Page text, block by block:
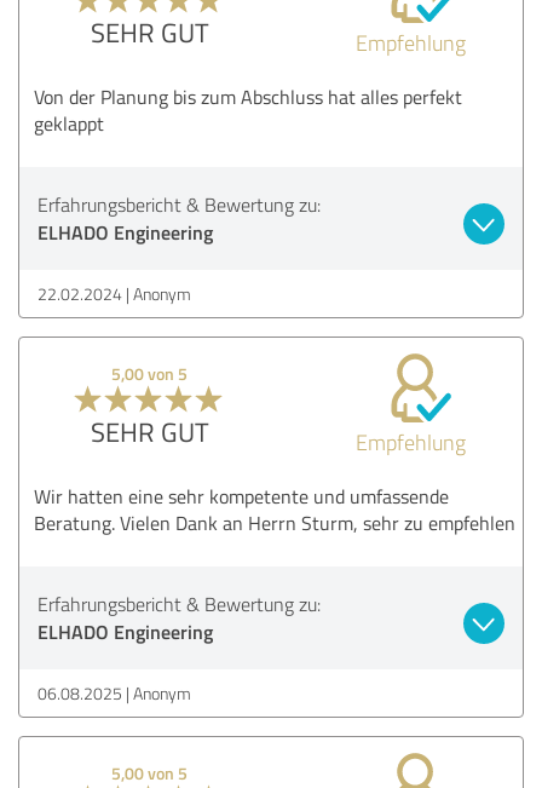
Bewertung anzeigen
SEHR GUT Empfehlung
Von der Planung bis zum Abschluss hat alles perfekt
geklappt
Erfahrungsbericht & Bewertung zu:
ELHADO Engineering
22.02.2024 Anonym
5,00 von 5
SEHR GUT Empfehlung
Wir hatten eine sehr kompetente und umfassende
Beratung. Vielen Dank an Herrn Sturm, sehr zu empfehlen
Erfahrungsbericht & Bewertung zu:
ELHADO Engineering
06.08.2025 Anonym
5,00 von 5